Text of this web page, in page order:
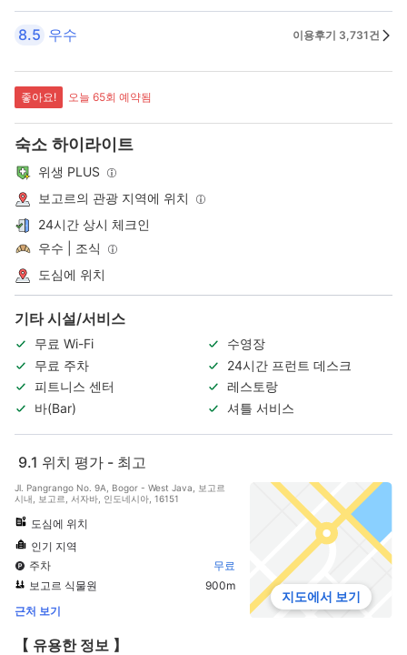
8.5 우수 이용후기 3,731건
좋아요! 오늘 65회 예약됨
숙소 하이라이트
위생 PLUS
보고르의 관광 지역에 위치
24시간 상시 체크인
우수 | 조식
도심에 위치
기타 시설/서비스
무료 Wi-Fi
수영장
무료 주차
24시간 프런트 데스크
피트니스 센터
레스토랑
바(Bar)
셔틀 서비스
9.1 위치 평가 - 최고
Jl. Pangrango No. 9A, Bogor - West Java, 보고르
시내, 보고르, 서자바, 인도네시아, 16151
도심에 위치
인기 지역
주차
무료
보고르 식물원
900m
근처 보기
지도에서 보기
【 유용한 정보 】